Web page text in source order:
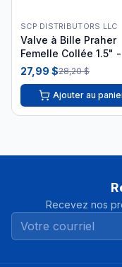
SCP DISTRIBUTORS LLC
Valve à Bille Praher
Femelle Collée 1.5" -
Union Standard| 150-
i26
27,99 $28,20 $
Ajouter au
Recevez nos